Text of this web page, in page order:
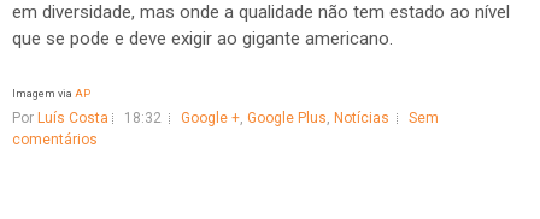
em diversidade, mas onde a qualidade não tem estado ao nível
que se pode e deve exigir ao gigante americano.
Imagem via AP
Por Luís Costa 18:32 Google +, Google Plus, Notícias
Sem
comentários